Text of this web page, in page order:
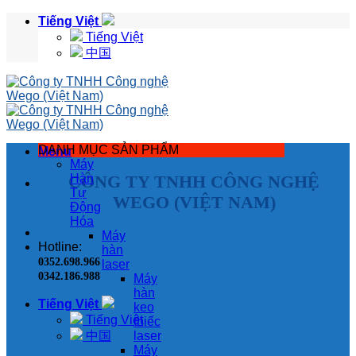
Skip
Tiếng Việt
Tiếng Việt
中国
Menu
CÔNG TY TNHH CÔNG NGHỆ
WEGO (VIỆT NAM)
Hotline:
0352.698.966
0342.186.988
Tiếng Việt
Tiếng Việt
中国
DANH MỤC SẢN PHẨM
Máy
Hàn
Tự
Động
Hóa
Máy
hàn
laser
Máy
hàn
keo
thiếc
laser
Máy